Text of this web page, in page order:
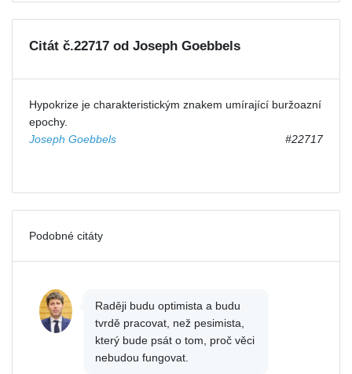
Citát č.22717 od Joseph Goebbels
Hypokrize je charakteristickým znakem umírající buržoazní
epochy.
Joseph Goebbels
#22717
Podobné citáty
Raději budu optimista a budu
tvrdě pracovat, než pesimista,
který bude psát o tom, proč věci
nebudou fungovat.